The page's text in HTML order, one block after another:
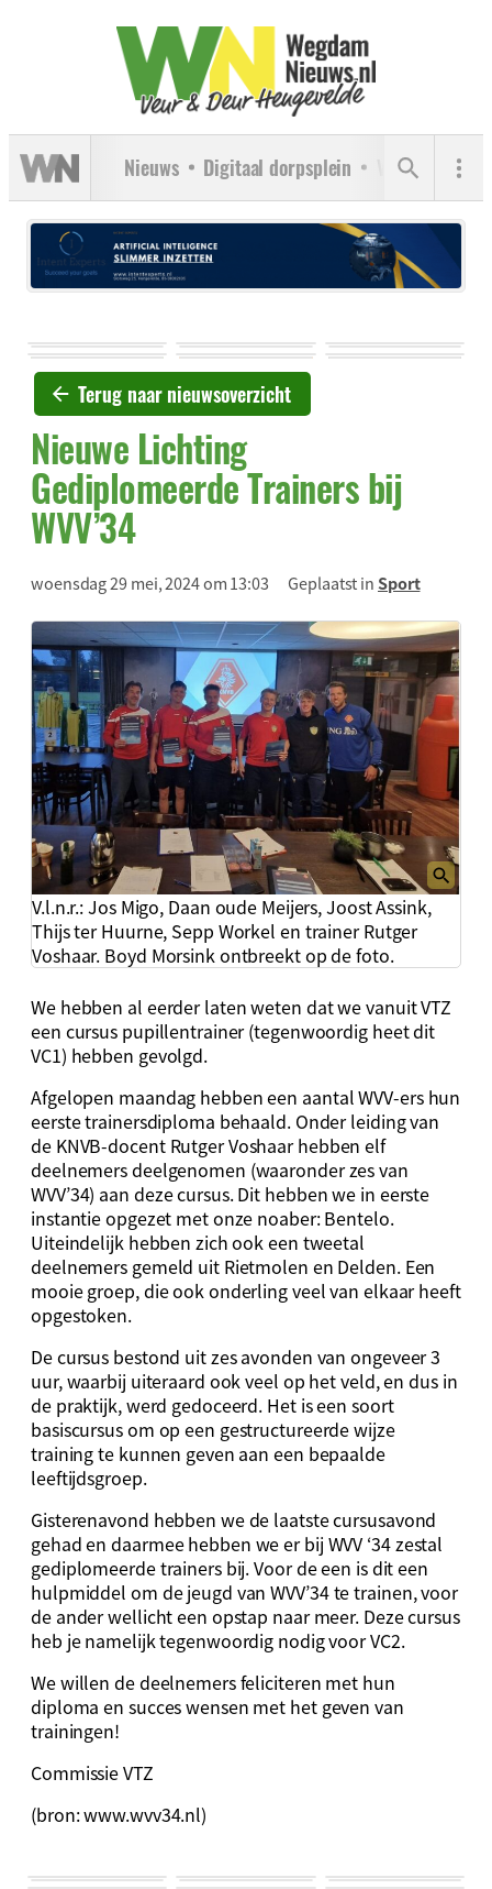
Nieuws Digitaal dorpsplein Verenigingen
Terug naar nieuwsoverzicht
Nieuwe Lichting
Gediplomeerde Trainers bij
WVV’34
woensdag 29 mei, 2024 om 13:03 Geplaatst inSport
V.l.n.r.: Jos Migo, Daan oude Meijers, Joost Assink,
Thijs ter Huurne, Sepp Workel en trainer Rutger
Voshaar. Boyd Morsink ontbreekt op de foto.
We hebben al eerder laten weten dat we vanuit VTZ
een cursus pupillentrainer (tegenwoordig heet dit
VC1) hebben gevolgd.
Afgelopen maandag hebben een aantal WVV-ers hun
eerste trainersdiploma behaald. Onder leiding van
de KNVB-docent Rutger Voshaar hebben elf
deelnemers deelgenomen (waaronder zes van
WVV’34) aan deze cursus. Dit hebben we in eerste
instantie opgezet met onze noaber: Bentelo.
Uiteindelijk hebben zich ook een tweetal
deelnemers gemeld uit Rietmolen en Delden. Een
mooie groep, die ook onderling veel van elkaar heeft
opgestoken.
De cursus bestond uit zes avonden van ongeveer 3
uur, waarbij uiteraard ook veel op het veld, en dus in
de praktijk, werd gedoceerd. Het is een soort
basiscursus om op een gestructureerde wijze
training te kunnen geven aan een bepaalde
leeftijdsgroep.
Gisterenavond hebben we de laatste cursusavond
gehad en daarmee hebben we er bij WVV ‘34 zestal
gediplomeerde trainers bij. Voor de een is dit een
hulpmiddel om de jeugd van WVV’34 te trainen, voor
de ander wellicht een opstap naar meer. Deze cursus
heb je namelijk tegenwoordig nodig voor VC2.
We willen de deelnemers feliciteren met hun
diploma en succes wensen met het geven van
trainingen!
Commissie VTZ
(bron: www.wvv34.nl)